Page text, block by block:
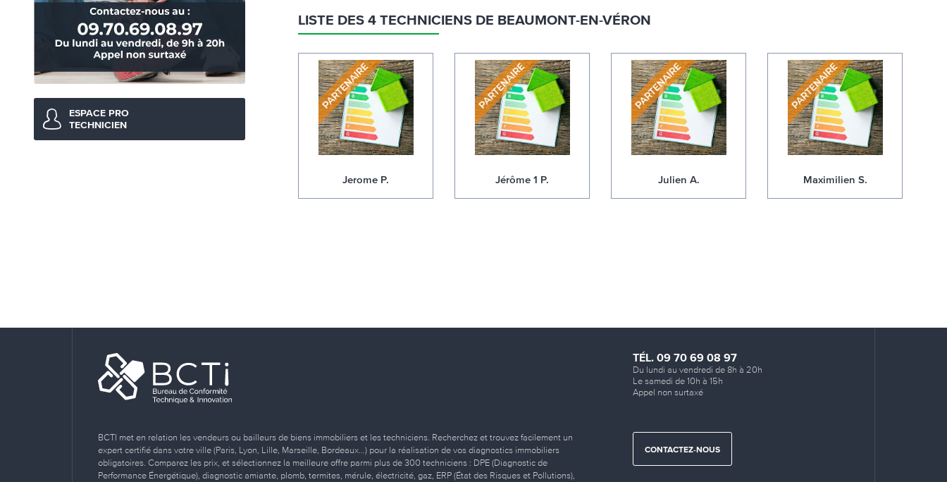
ESPACE PRO
TECHNICIEN
LISTE DES 4 TECHNICIENS DE BEAUMONT-EN-VÉRON
Jerome P. Jérôme 1 P. Julien A. Maximilien S.
BCTI met en relation les vendeurs ou bailleurs de biens immobiliers et les techniciens. Recherchez et trouvez facilement un
expert certifié dans votre ville (Paris, Lyon, Lille, Marseille, Bordeaux…) pour la réalisation de vos diagnostics immobiliers
obligatoires. Comparez les prix, et sélectionnez la meilleure offre parmi plus de 300 techniciens : DPE (Diagnostic de
Performance Énergétique), diagnostic amiante, plomb, termites, mérule, électricité, gaz, ERP (État des Risques et Pollutions),
TÉL. 09 70 69 08 97
Du lundi au vendredi de 8h à 20h
Le samedi de 10h à 15h
Appel non surtaxé
CONTACTEZ-NOUS